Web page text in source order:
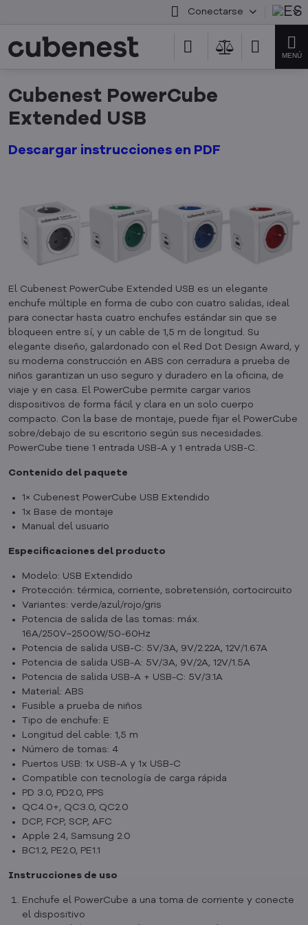
Conectarse
Cubenest PowerCube
Extended USB
Descargar instrucciones en PDF
El Cubenest PowerCube Extended USB es un elegante
enchufe múltiple en forma de cubo con cuatro salidas, ideal
para conectar hasta cuatro enchufes estándar sin que se
bloqueen entre sí, y un cable de 1,5 m de longitud. Su
elegante diseño, galardonado con el Red Dot Design Award, y
su moderna construcción en ABS con cerradura a prueba de
niños garantizan un uso seguro y duradero en la oficina, de
viaje y en casa. El PowerCube permite cargar varios
dispositivos de forma fácil y clara en un solo cuerpo
compacto. Con la base de montaje, puede fijar el PowerCube
sobre/debajo de su escritorio según sus necesidades.
PowerCube tiene 1 entrada USB-A y 1 entrada USB-C.
Contenido del paquete
1× Cubenest PowerCube USB Extendido
1x Base de montaje
Manual del usuario
Especificaciones del producto
Modelo: USB Extendido
Protección: térmica, corriente, sobretensión, cortocircuito
Variantes: verde/azul/rojo/gris
Potencia de salida de las tomas: máx.
16A/250V~2500W/50-60Hz
Potencia de salida USB-C: 5V/3A, 9V/2.22A, 12V/1.67A
Potencia de salida USB-A: 5V/3A, 9V/2A, 12V/1.5A
Potencia de salida USB-A + USB-C: 5V/3.1A
Material: ABS
Fusible a prueba de niños
Tipo de enchufe: E
Longitud del cable: 1,5 m
Número de tomas: 4
Puertos USB: 1x USB-A y 1x USB-C
Compatible con tecnología de carga rápida
PD 3.0, PD2.0, PPS
QC4.0+, QC3.0, QC2.0
DCP, FCP, SCP, AFC
Apple 2.4, Samsung 2.0
BC1.2, PE2.0, PE1.1
Instrucciones de uso
Enchufe el PowerCube a una toma de corriente y conecte
el dispositivo